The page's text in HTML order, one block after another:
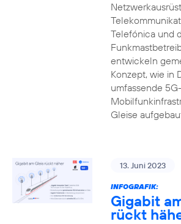
Telefónica und
entwickeln
Konzept, wie in
umfassende 5G-
Gleise
13. Juni 2023
INFOGRAFIK:
Gigabit
rückt